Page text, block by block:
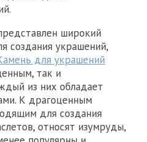
широкий
создания украшений,
для украшений
так и
из них обладает
К драгоценным
для создания
относят изумруды,